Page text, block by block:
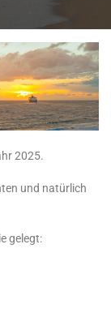
2025.
und natürlich
gelegt: